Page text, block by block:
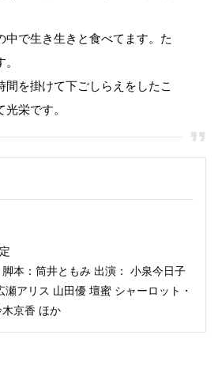
中で生き生きと食べてます。た
間を掛けて下ごしらえをしたこ
栄です。
本：筒井ともみ 出演： 小泉今日子
アリス 山田優 壇蜜 シャーロット・
京香 ほか